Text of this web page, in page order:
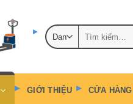
GIỚI THIỆU CỬA HÀNG